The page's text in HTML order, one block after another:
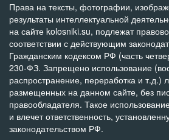
Права на тексты, фотографии,
результаты интеллектуальной
на сайте kolosniki.su, подлежат
соответствии с действующим
Гражданским кодексом РФ (часть
230-ФЗ. Запрещено использование
распространение, переработка и т.д.)
размещенных на данном сайте, без
правообладателя. Такое
и влечет ответственность,
законодательством РФ.